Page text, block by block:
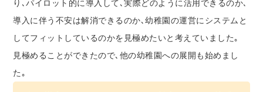
り､パイロット的に導入して､実際どのように活用できるのか､
導入に伴う不安は解消できるのか､幼稚園の運営にシステムと
してフィットしているのかを見極めたいと考えていました｡
見極めることができたので､他の幼稚園への展開も始めまし
た｡